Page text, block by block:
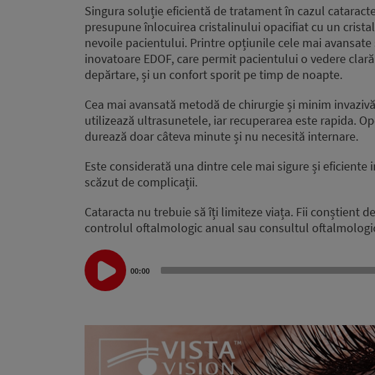
Singura soluție eficientă de tratament în cazul
presupune înlocuirea cristalinului opacifiat cu un
nevoile pacientului. Printre opțiunile cele mai
inovatoare EDOF, care permit pacientului o vedere
depărtare, și un confort sporit pe timp de noapte.
Cea mai avansată metodă de chirurgie și minim
utilizează ultrasunetele, iar recuperarea este rapida.
durează doar câteva minute și nu necesită internare.
Este considerată una dintre cele mai sigure și
scăzut de complicații.
Cataracta nu trebuie să îți limiteze viața. Fii conștient
controlul oftalmologic anual sau consultul
Audio
Player
00:00